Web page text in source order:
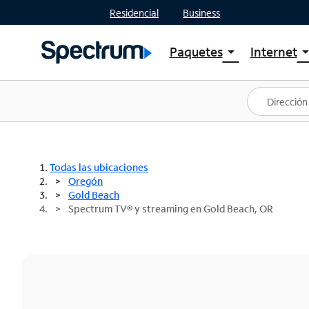
Residencial Business
Paquetesarrow_drop_down
Ver paquetes
Spectrum One
Mejores ofertas
Internetarrow_drop_down
Planes
Todas las ubicaciones
Oregón
Gold Beach
Spectrum TV® y streaming en Gold Beach, OR